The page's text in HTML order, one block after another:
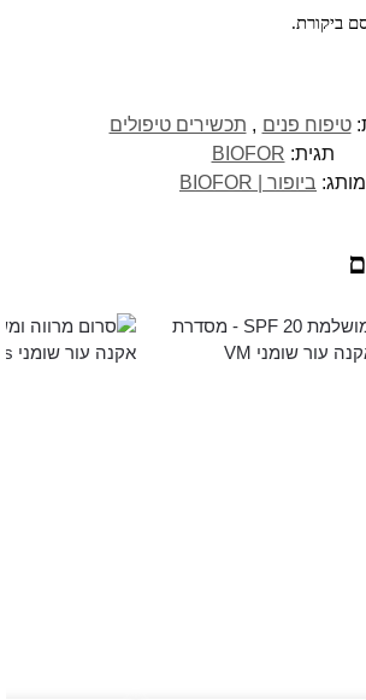
ביקורת.
טיפוח פנים , תכשירים טיפולים
תגית: BIOFOR
מותג: ביופור | BIOFOR